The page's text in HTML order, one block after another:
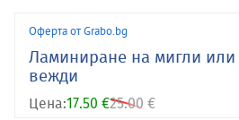
Оферта от Grabo.bg
Ламиниране на мигли или
вежди
Цена:17.50 €25.00 €